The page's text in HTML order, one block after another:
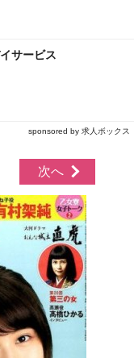
サービス
sponsored by 求人ボックス
次へ